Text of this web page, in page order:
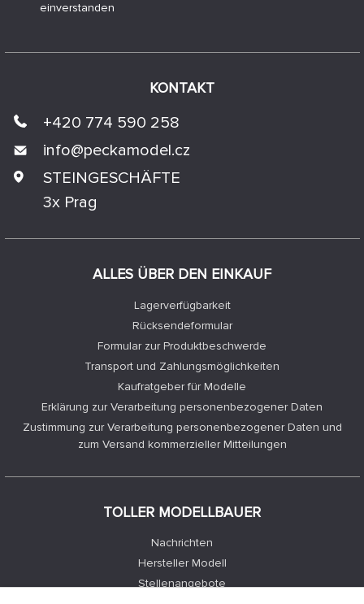
ALLES ÜBER DEN EINKAUF
Lagerverfügbarkeit
Rücksendeformular
Formular zur Produktbeschwerde
Transport und Zahlungsmöglichkeiten
Kaufratgeber für Modelle
Erklärung zur Verarbeitung personenbezogener Daten
Zustimmung zur Verarbeitung personenbezogener Daten und
zum Versand kommerzieller Mitteilungen
TOLLER MODELLBAUER
Nachrichten
Hersteller Modell
Stellenangebote
KONTAKT
+420 774 590 258
info@peckamodel.cz
STEINGESCHÄFTE
3x Prag
einverstanden